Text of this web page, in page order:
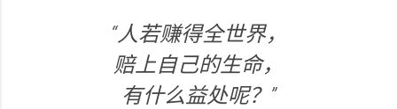
“人若赚得全世界，
赔上自己的生命，
有什么益处呢？”